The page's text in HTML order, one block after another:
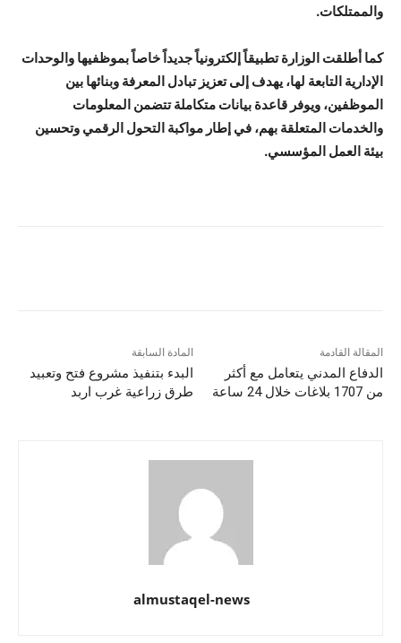
والممتلكات.
كما أطلقت الوزارة تطبيقاً إلكترونياً جديداً خاصاً بموظفيها والوحدات
الإدارية التابعة لها، يهدف إلى تعزيز تبادل المعرفة وبنائها بين
الموظفين، ويوفر قاعدة بيانات متكاملة تتضمن المعلومات
والخدمات المتعلقة بهم، في إطار مواكبة التحول الرقمي وتحسين
بيئة العمل المؤسسي.
المادة السابقة
البدء بتنفيذ مشروع فتح وتعبيد
طرق زراعية غرب اربد
المقالة القادمة
الدفاع المدني يتعامل مع أكثر
من 1707 بلاغات خلال 24 ساعة
almustaqel-news